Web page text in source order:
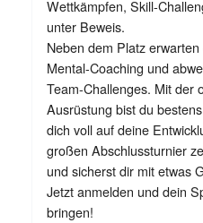
Wettkämpfen, Skill-
unter Beweis.
Neben dem Platz
Mental-Coaching und
Team-Challenges. Mit der
Ausrüstung bist du
dich voll auf deine
großen Abschlussturnier
und sicherst dir mit etwas
Jetzt anmelden und dein
bringen!